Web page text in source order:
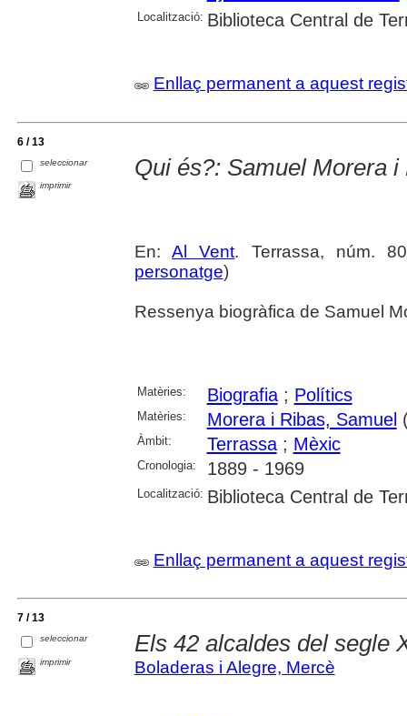
Localització: Biblioteca Central de
Enllaç permanent a aquest
6 / 13
seleccionar
imprimir
Qui és?: Samuel Morera i
En: Al Vent. Terrassa, núm.
personatge)
Ressenya biogràfica de Samuel
Matèries: Biografia; Polítics
Matèries: Morera i Ribas, Samuel
Àmbit: Terrassa; Mèxic
Cronologia: 1889 - 1969
Localització: Biblioteca Central de
Enllaç permanent a aquest
7 / 13
seleccionar
imprimir
Els 42 alcaldes del segle
Boladeras i Alegre, Mercè